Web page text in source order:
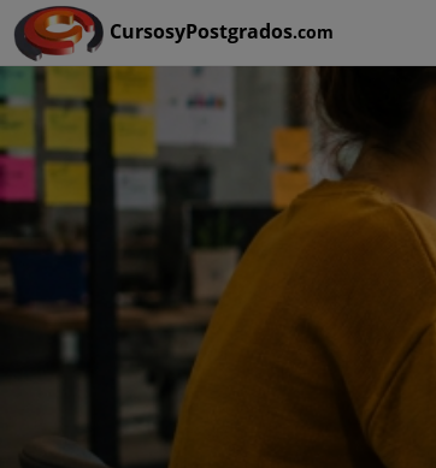
CursosyPostgrados.com
Ruta:HOME>